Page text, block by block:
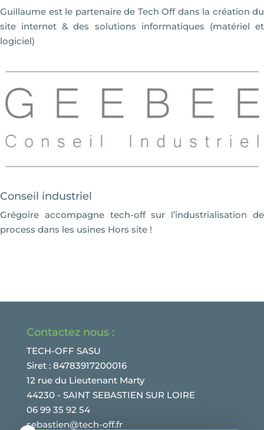
Guillaume est le partenaire de Tech Off dans la création du
site internet & des solutions informatiques (matériel et
logiciel)
Conseil industriel
Grégoire accompagne tech-off sur l’industrialisation de
process dans les usines Hors site !
Contactez nous :
TECH-OFF SASU
Siret : 84783917200016
12 rue du Lieutenant Marty
44230 - SAINT SEBASTIEN SUR LOIRE
06 99 35 92 54
sebastien@tech-off.fr